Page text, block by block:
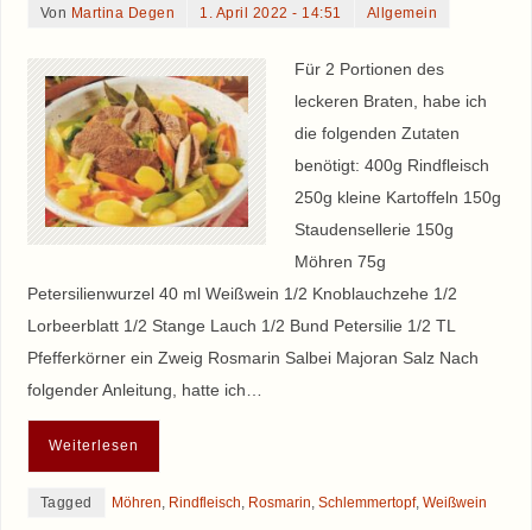
Von Martina Degen 1. April 2022 - 14:51 Allgemein
Für 2 Portionen des
leckeren Braten, habe ich
die folgenden Zutaten
benötigt: 400g Rindfleisch
250g kleine Kartoffeln 150g
Staudensellerie 150g
Möhren 75g
Petersilienwurzel 40 ml Weißwein 1/2 Knoblauchzehe 1/2
Lorbeerblatt 1/2 Stange Lauch 1/2 Bund Petersilie 1/2 TL
Pfefferkörner ein Zweig Rosmarin Salbei Majoran Salz Nach
folgender Anleitung, hatte ich…
Weiterlesen
Tagged Möhren, Rindfleisch, Rosmarin, Schlemmertopf, Weißwein